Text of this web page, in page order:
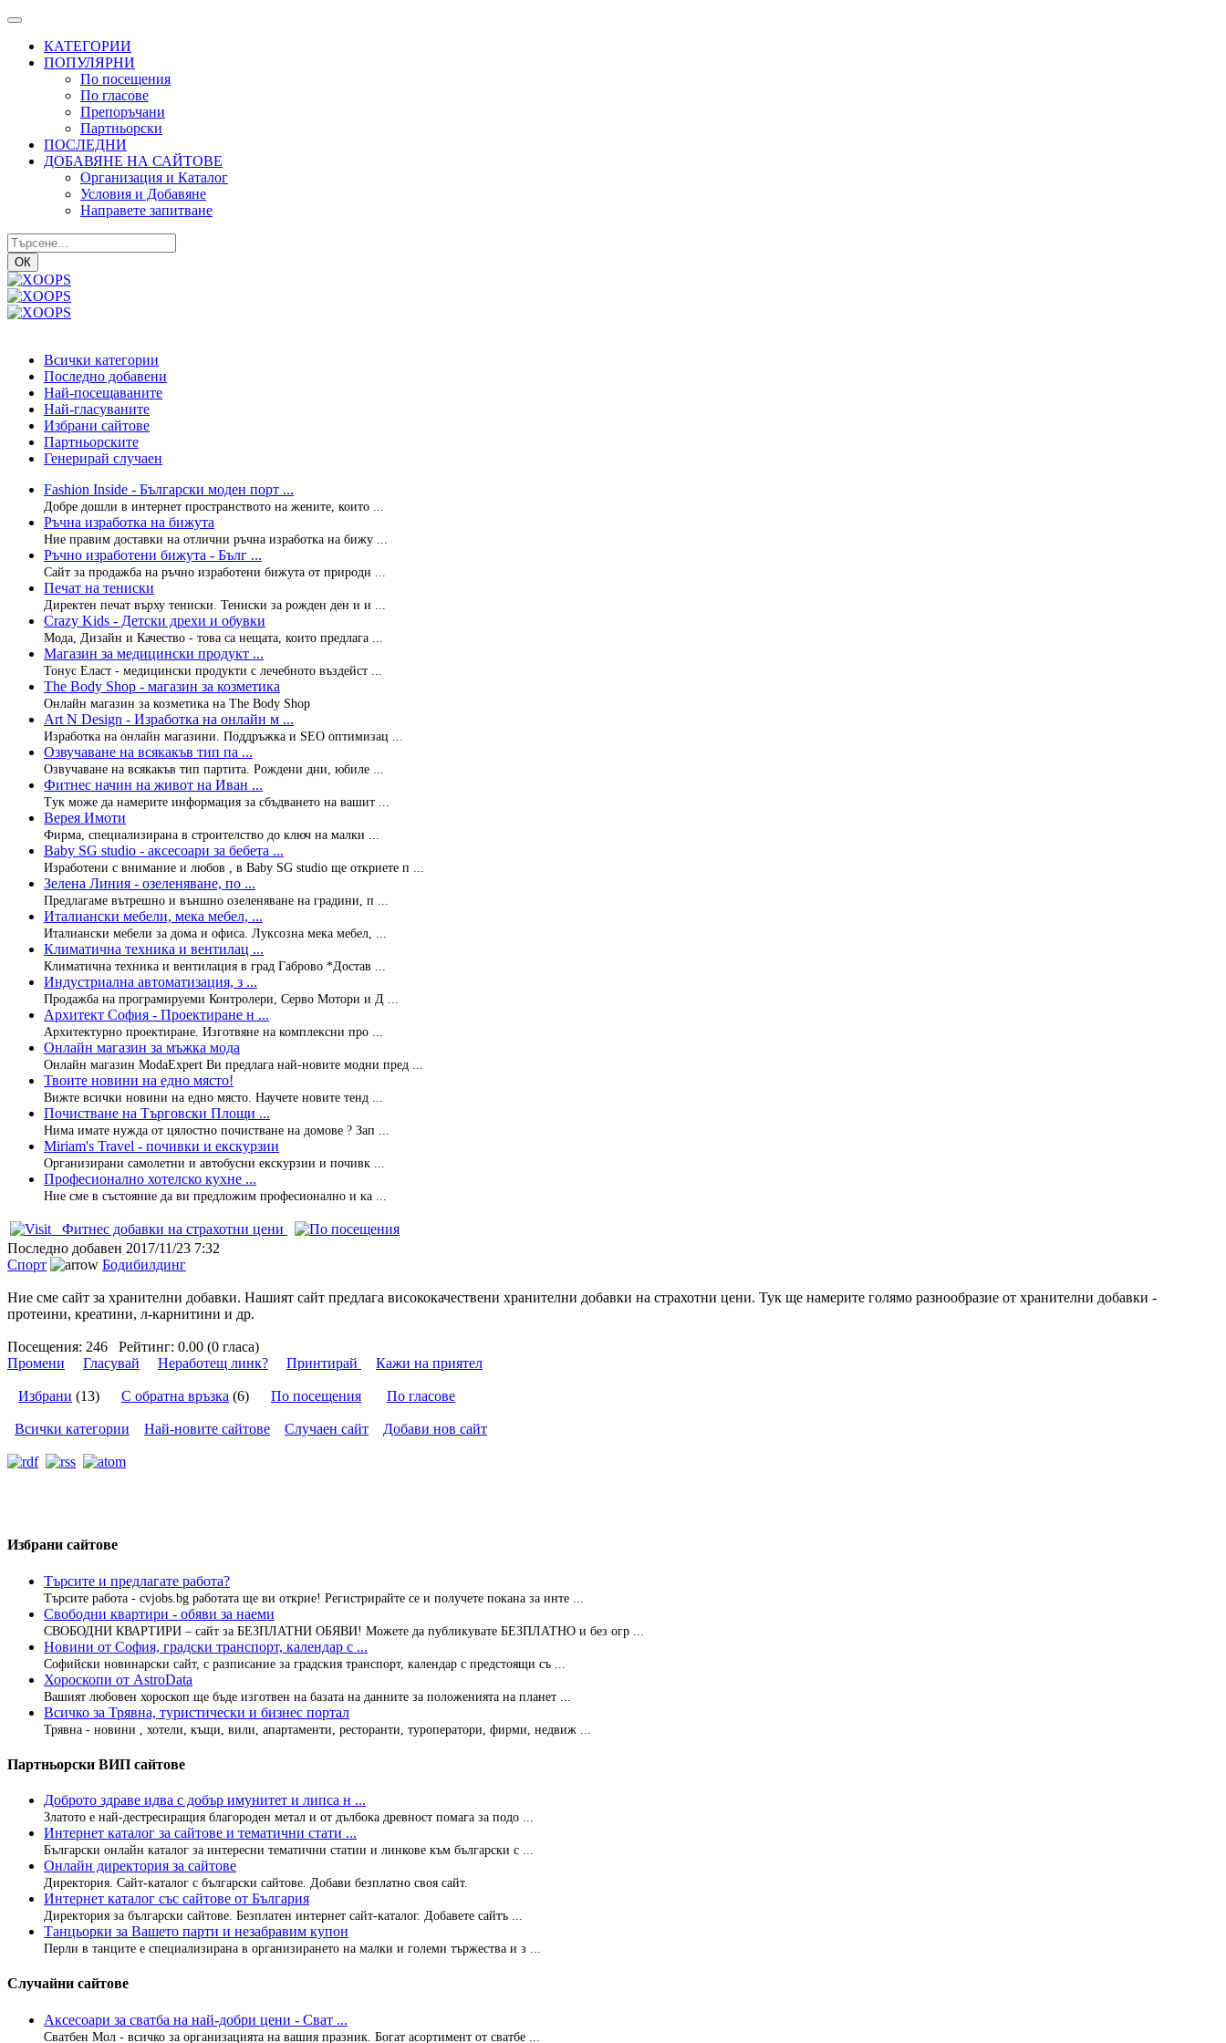
КАТЕГОРИИ
ПОПУЛЯРНИ
По посещения
По гласове
Препоръчани
Партньорски
ПОСЛЕДНИ
ДОБАВЯНЕ НА САЙТОВЕ
Организация и Каталог
Условия и Добавяне
Направете запитване
ОК
Всички категории
Последно добавени
Най-посещаваните
Най-гласуваните
Избрани сайтове
Партньорските
Генерирай случаен
Fashion Inside - Български моден порт ...
Добре дошли в интернет пространството на жените, които ...
Ръчна изработка на бижута
Ние правим доставки на отлични ръчна изработка на бижу ...
Ръчно изработени бижута - Бълг ...
Сайт за продажба на ръчно изработени бижута от природн ...
Печат на тениски
Директен печат върху тениски. Тениски за рожден ден и и ...
Crazy Kids - Детски дрехи и обувки
Мода, Дизайн и Качество - това са нещата, които предлага ...
Магазин за медицински продукт ...
Тонус Еласт - медицински продукти с лечебното въздейст ...
The Body Shop - магазин за козметика
Онлайн магазин за козметика на The Body Shop
Art N Design - Изработка на онлайн м ...
Изработка на онлайн магазини. Поддръжка и SEO оптимизац ...
Озвучаване на всякакъв тип па ...
Озвучаване на всякакъв тип партита. Рождени дни, юбиле ...
Фитнес начин на живот на Иван ...
Tук може да намерите информация за сбъдването на вашит ...
Верея Имоти
Фирма, специализирана в строителство до ключ на малки ...
Baby SG studio - аксесоари за бебета ...
Изработени с внимание и любов , в Baby SG studio ще откриете п ...
Зелена Линия - озеленяване, по ...
Предлагаме вътрешно и външно озеленяване на градини, п ...
Италиански мебели, мека мебел, ...
Италиански мебели за дома и офиса. Луксозна мека мебел, ...
Климатична техника и вентилац ...
Климатична техника и вентилация в град Габрово *Достав ...
Индустриална автоматизация, з ...
Продажба на програмируеми Контролери, Серво Мотори и Д ...
Архитект София - Проектиране н ...
Архитектурно проектиране. Изготвяне на комплексни про ...
Онлайн магазин за мъжка мода
Онлайн магазин ModaExpert Ви предлага най-новите модни пред ...
Твоите новини на едно място!
Вижте всички новини на едно място. Научете новите тенд ...
Почистване на Търговски Площи ...
Нима имате нужда от цялостно почистване на домове ? Зап ...
Miriam's Travel - почивки и екскурзии
Организирани самолетни и автобусни екскурзии и почивк ...
Професионално хотелско кухне ...
Ние сме в състояние да ви предложим професионално и ка ...
Фитнес добавки на страхотни цени
Последно добавен 2017/11/23 7:32
Спорт
Бодибилдинг
Ние сме сайт за хранителни добавки. Нашият сайт предлага висококачествени хранителни добавки на страхотни цени. Тук ще намерите голямо разнообразие от хранителни добавки -
протеини, креатини, л-карнитини и др.
Посещения: 246 Рейтинг: 0.00 (0 гласа)
Промени
Гласувай Неработещ линк? Принтирай Кажи на приятел
Избрани (13) С обратна връзка (6) По посещения По гласове
Всички категории Най-новите сайтове Случаен сайт Добави нов сайт
Избрани сайтове
Търсите и предлагате работа?
Търсите работа - cvjobs.bg работата ще ви открие! Регистрирайте се и получете покана за инте ...
Свободни квартири - обяви за наеми
СВОБОДНИ КВАРТИРИ – сайт за БЕЗПЛАТНИ ОБЯВИ! Можете да публикувате БЕЗПЛАТНО и без огр ...
Новини от София, градски транспорт, календар с ...
Софийски новинарски сайт, с разписание за градския транспорт, календар с предстоящи съ ...
Хороскопи от AstroData
Вашият любовен хороскоп ще бъде изготвен на базата на данните за положенията на планет ...
Всичко за Трявна, туристически и бизнес портал
Трявна - новини , хотели, къщи, вили, апартаменти, ресторанти, туроператори, фирми, недвиж ...
Партньорски ВИП сайтове
Доброто здраве идва с добър имунитет и липса н ...
Златото е най-дестресиращия благороден метал и от дълбока древност помага за подо ...
Интернет каталог за сайтове и тематични стати ...
Български онлайн каталог за интересни тематични статии и линкове към български с ...
Онлайн директория за сайтове
Директория. Сайт-каталог с български сайтове. Добави безплатно своя сайт.
Интернет каталог със сайтове от България
Директория за български сайтове. Безплатен интернет сайт-каталог. Добавете сайтъ ...
Танцьорки за Вашето парти и незабравим купон
Перли в танците е специализирана в организирането на малки и големи тържества и з ...
Случайни сайтове
Аксесоари за сватба на най-добри цени - Сват ...
Сватбен Мол - всичко за организацията на вашия празник. Богат асортимент от сватбе ...